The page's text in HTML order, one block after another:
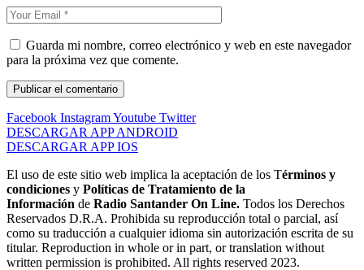
Guarda mi nombre, correo electrónico y web en este navegador
para la próxima vez que comente.
Facebook InstagramYoutube Twitter
DESCARGAR APP ANDROID
DESCARGAR APP IOS
El uso de este sitio web implica la aceptación de los Términos y
condiciones y Políticas de Tratamiento de la
Información de Radio Santander On Line. Todos los Derechos
Reservados D.R.A. Prohibida su reproducción total o parcial, así
como su traducción a cualquier idioma sin autorización escrita de su
titular. Reproduction in whole or in part, or translation without
written permission is prohibited. All rights reserved 2023.